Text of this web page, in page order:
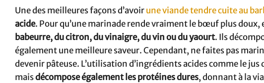
Une des meilleures façons d’avoiruneviande tendre cuite au
acide. Pour qu’une marinade rende vraiment le bœuf plus
babeurre, du citron, du vinaigre, du vin ou du yaourt. Ils
également une meilleure saveur. Cependant, ne faites pas
devenir pâteuse. L’utilisation d’ingrédients acides comme le
maisdécompose également les protéines dures, donnant à la